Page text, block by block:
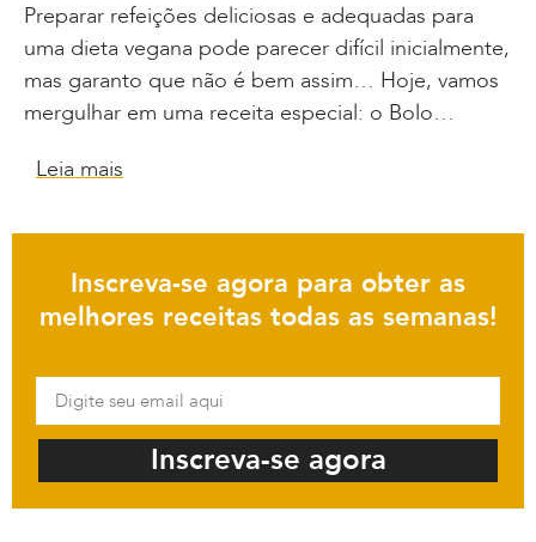
Preparar refeições deliciosas e adequadas para
uma dieta vegana pode parecer difícil inicialmente,
mas garanto que não é bem assim… Hoje, vamos
mergulhar em uma receita especial: o Bolo…
Leia mais
Inscreva-se agora para obter as
melhores receitas todas as semanas!
Inscreva-se agora